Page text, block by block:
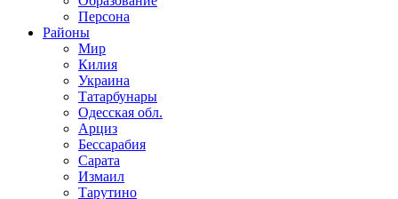
Персона
Районы
Мир
Килия
Украина
Татарбунары
Одесская обл.
Арциз
Бессарабия
Сарата
Измаил
Тарутино